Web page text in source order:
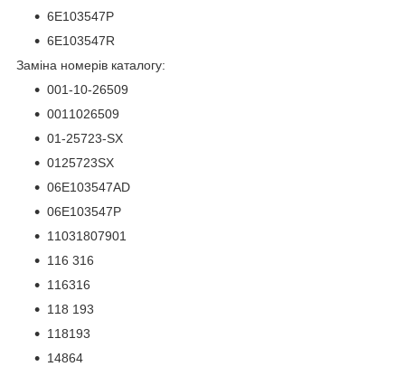
6E103547P
6E103547R
Заміна номерів каталогу:
001-10-26509
0011026509
01-25723-SX
0125723SX
06E103547AD
06E103547P
11031807901
116 316
116316
118 193
118193
14864